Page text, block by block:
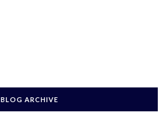
BLOG ARCHIVE